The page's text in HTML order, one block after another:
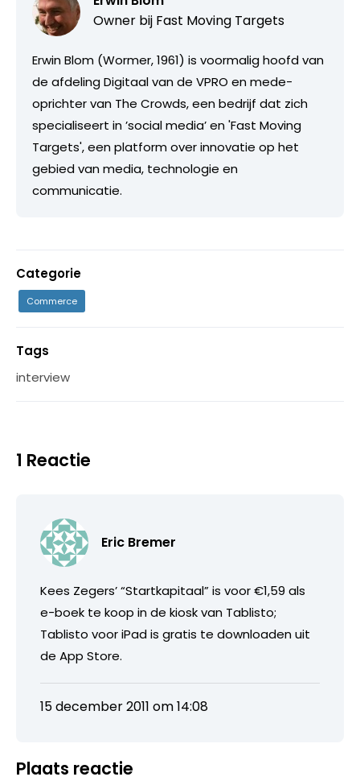
Owner bij Fast Moving Targets
Erwin Blom (Wormer, 1961) is voormalig hoofd van
de afdeling Digitaal van de VPRO en mede-
oprichter van The Crowds, een bedrijf dat zich
specialiseert in ’social media’ en 'Fast Moving
Targets', een platform over innovatie op het
gebied van media, technologie en
communicatie.
Categorie
Commerce
Tags
interview
1 Reactie
Eric Bremer
Kees Zegers’ “Startkapitaal” is voor €1,59 als
e-boek te koop in de kiosk van Tablisto;
Tablisto voor iPad is gratis te downloaden uit
de App Store.
15 december 2011 om 14:08
Plaats reactie